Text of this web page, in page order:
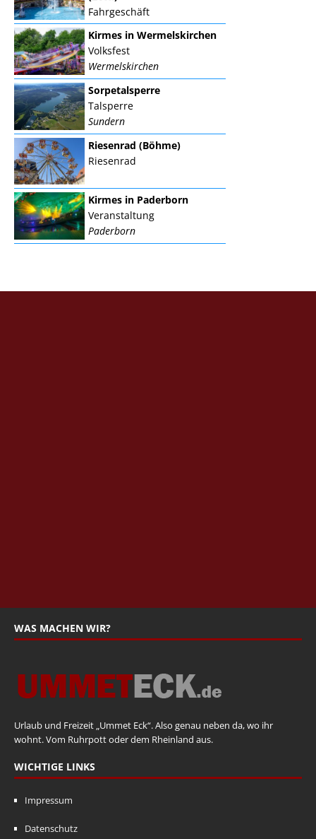
Fahrgeschäft
Kirmes in Wermelskirchen
Volksfest
Wermelskirchen
Sorpetalsperre
Talsperre
Sundern
Riesenrad (Böhme)
Riesenrad
Kirmes in Paderborn
Veranstaltung
Paderborn
WAS MACHEN WIR?
Urlaub und Freizeit „Ummet Eck“. Also genau neben da, wo ihr
wohnt. Vom Ruhrpott oder dem Rheinland aus.
WICHTIGE LINKS
Impressum
Datenschutz